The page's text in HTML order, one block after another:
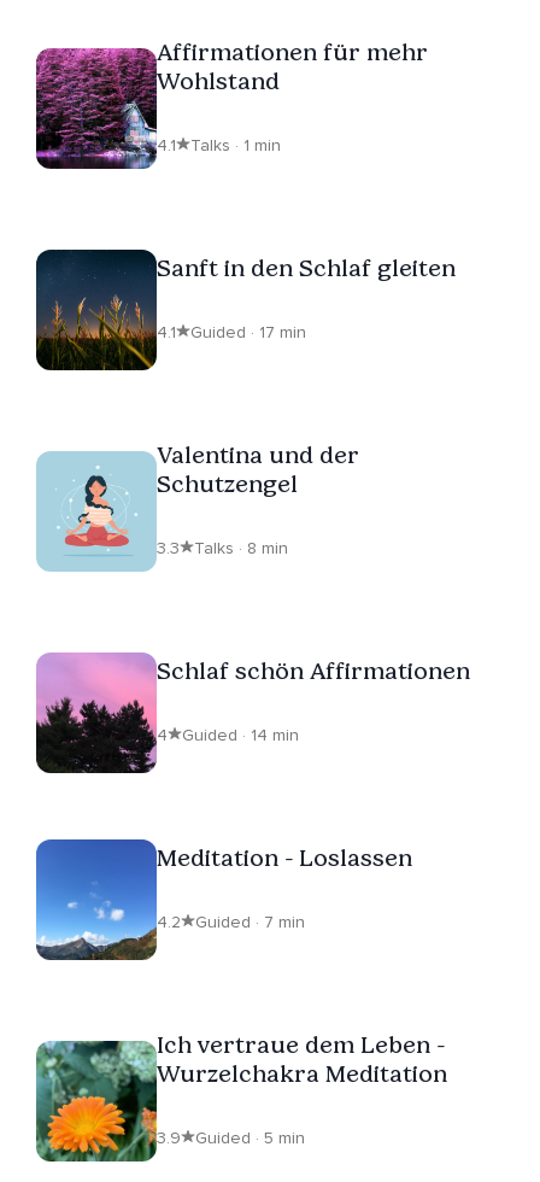
Affirmationen für mehr
Wohlstand
4.1 Talks · 1 min
Sanft in den Schlaf gleiten
4.1 Guided · 17 min
Valentina und der
Schutzengel
3.3 Talks · 8 min
Schlaf schön Affirmationen
4 Guided · 14 min
Meditation - Loslassen
4.2 Guided · 7 min
Ich vertraue dem Leben -
Wurzelchakra Meditation
3.9 Guided · 5 min